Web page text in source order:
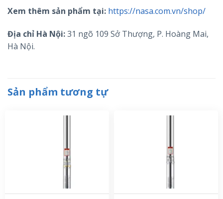
Xem thêm sản phẩm tại: https://nasa.com.vn/shop/
Địa chỉ Hà Nội:31 ngõ 109 Sở Thượng, P. Hoàng Mai,
Hà Nội.
Sản phẩm tương tự